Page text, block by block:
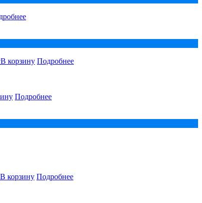
В корзину Подробнее
Подробнее
В корзину Подробнее